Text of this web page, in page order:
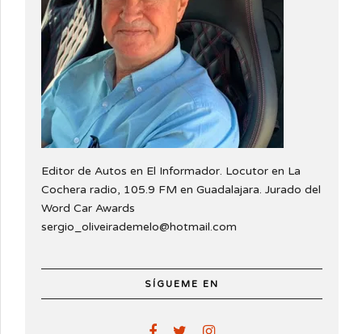
Editor de Autos en El Informador. Locutor en La
Cochera radio, 105.9 FM en Guadalajara. Jurado del
Word Car Awards
sergio_oliveirademelo@hotmail.com
SÍGUEME EN